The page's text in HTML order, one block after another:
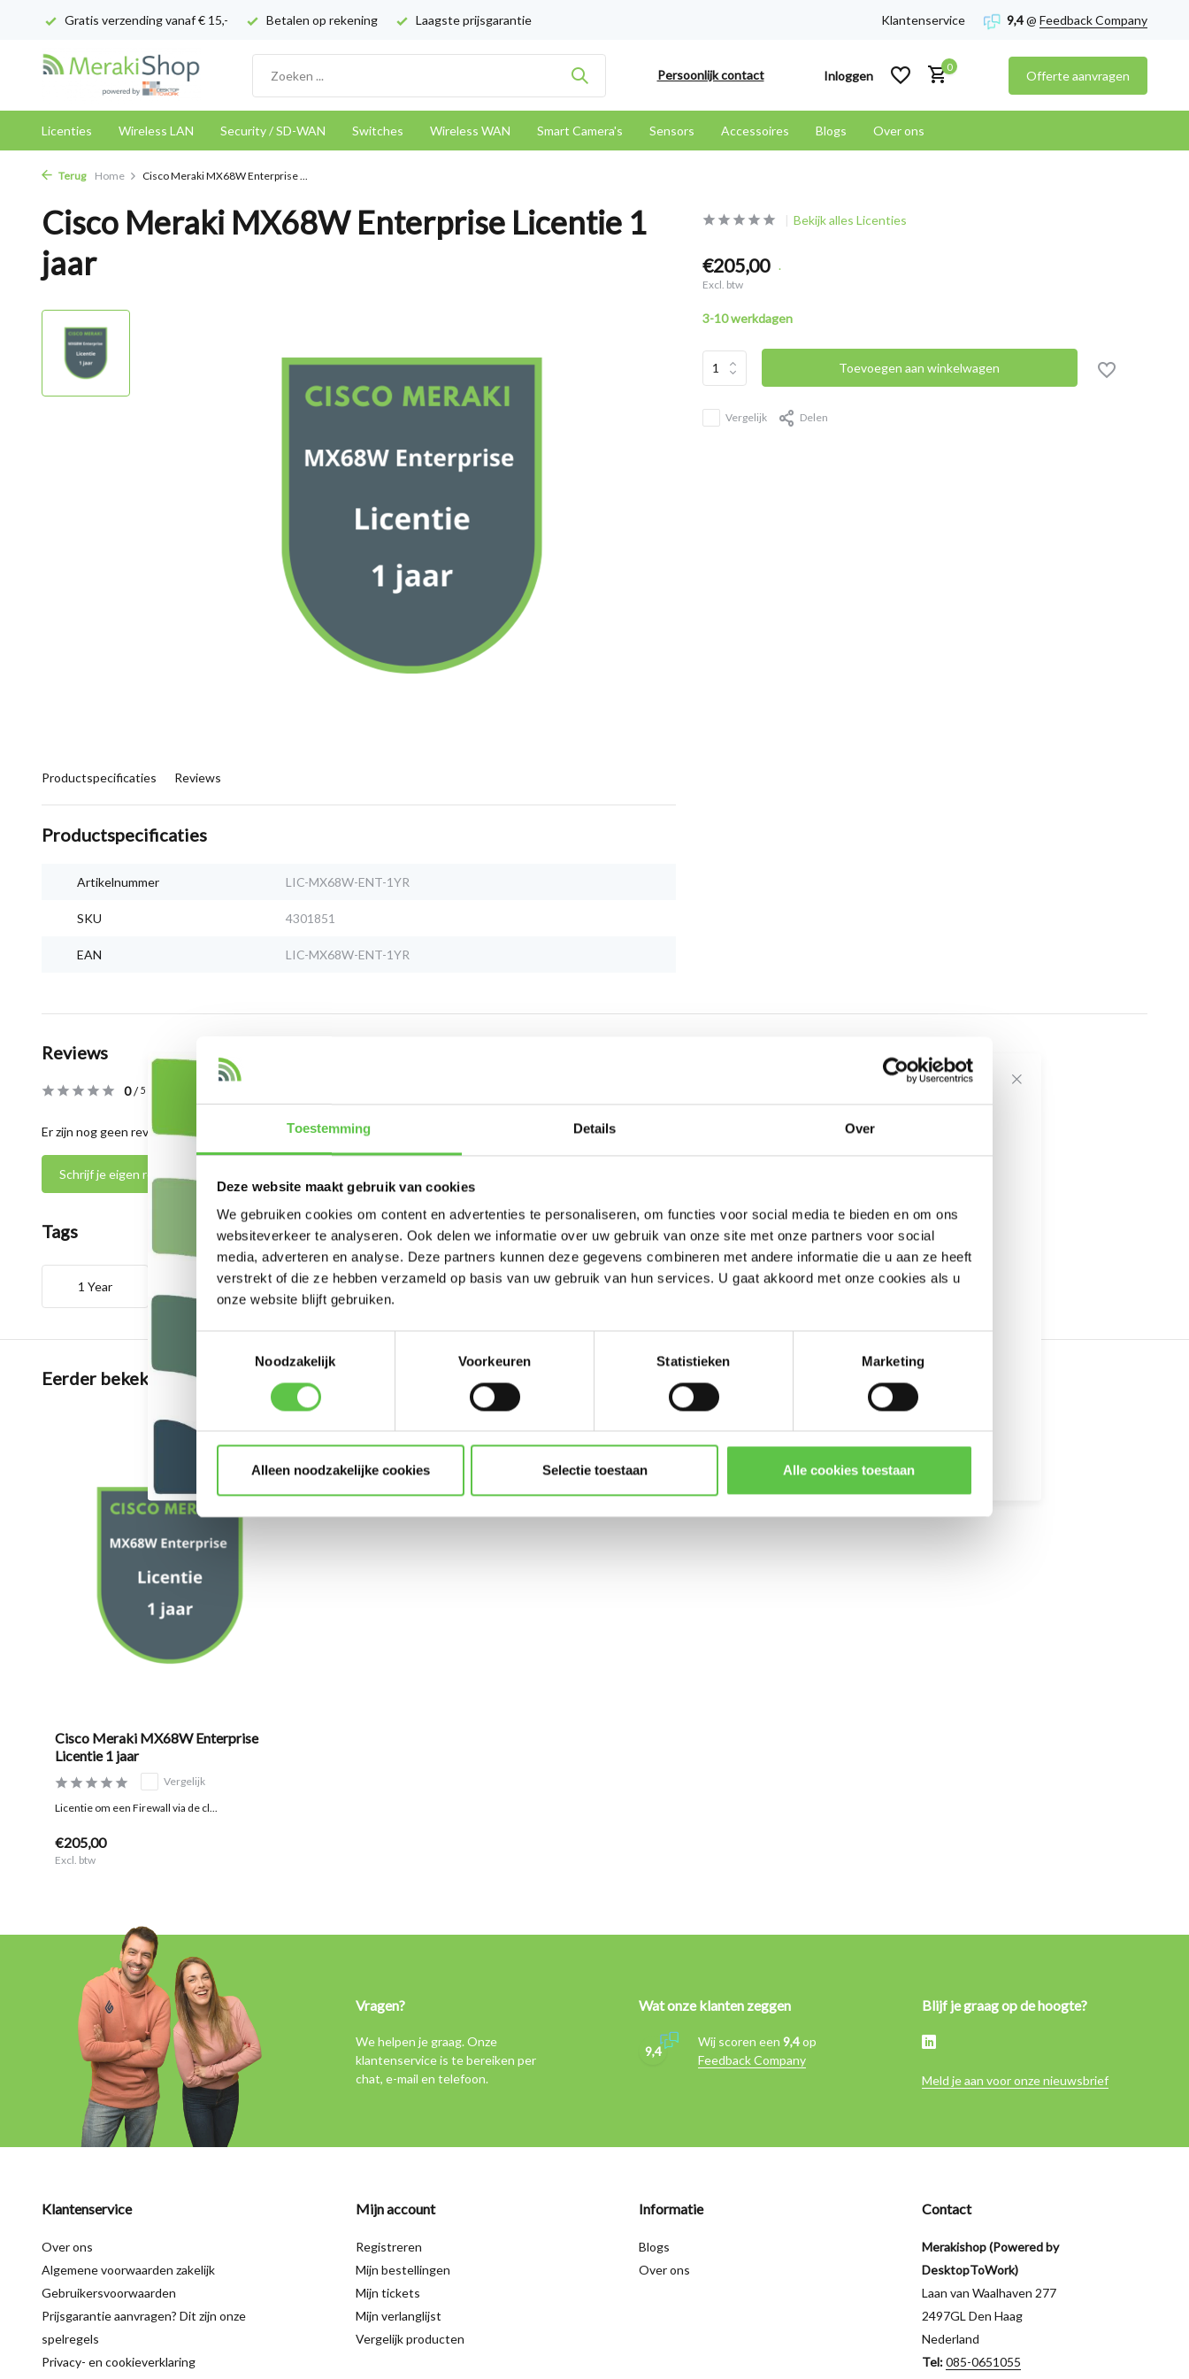
Toestemming Details Over
Deze website maakt gebruik van cookies
We gebruiken cookies om content en advertenties te personaliseren, om functies voor social media te bieden en om ons
websiteverkeer te analyseren. Ook delen we informatie over uw gebruik van onze site met onze partners voor social
media, adverteren en analyse. Deze partners kunnen deze gegevens combineren met andere informatie die u aan ze heeft
verstrekt of die ze hebben verzameld op basis van uw gebruik van hun services. U gaat akkoord met onze cookies als u
onze website blijft gebruiken.
Noodzakelijk
Voorkeuren Statistieken Marketing
Alleen noodzakelijke cookies Selectie toestaan Alle cookies toestaan
Gratis verzending vanaf € 15,- Betalen op rekening Laagste prijsgarantie Klantenservice 9,4@ Feedback Company
Persoonlijk contact Inloggen
0
Offerte aanvragen
Licenties Wireless LAN Security / SD-WAN Switches Wireless WAN Smart Camera's Sensors Accessoires Blogs Over ons
Terug Home Cisco Meraki MX68W Enterprise ...
Cisco Meraki MX68W Enterprise Licentie 1
jaar
Productspecificaties Reviews
Productspecificaties
Artikelnummer LIC-MX68W-ENT-1YR
SKU 4301851
EAN LIC-MX68W-ENT-1YR
Bekijk alles Licenties
€205,00 .
Excl. btw
3-10 werkdagen
Toevoegen aan winkelwagen
Vergelijk Delen
Reviews
0/5
Er zijn nog geen reviews geschreven over dit product..
Schrijf je eigen review
Tags
1 Year 4301851 Enterprise LIC-MX68W-ENT-1YR License and Support
Eerder bekeken
Cisco Meraki MX68W Enterprise
Licentie 1 jaar
Vergelijk
Licentie om een Firewall via de cl...
€205,00
Excl. btw
Vragen?
We helpen je graag. Onze
klantenservice is te bereiken per
chat, e-mail en telefoon.
Wat onze klanten zeggen
9,4
Wij scoren een 9,4op
Feedback Company
Blijf je graag op de hoogte?
Meld je aan voor onze nieuwsbrief
Klantenservice
Over ons
Algemene voorwaarden zakelijk
Gebruikersvoorwaarden
Prijsgarantie aanvragen? Dit zijn onze
spelregels
Privacy- en cookieverklaring
Mijn account
Registreren
Mijn bestellingen
Mijn tickets
Mijn verlanglijst
Vergelijk producten
Informatie
Blogs
Over ons
Contact
Merakishop (Powered by
DesktopToWork)
Laan van Waalhaven 277
2497GL Den Haag
Nederland
Tel:085-0651055
Schrijf je in voor onze
Updates, acties & productinformatie
E-mailadres*
* Lees hier de wettelijke beperkingen